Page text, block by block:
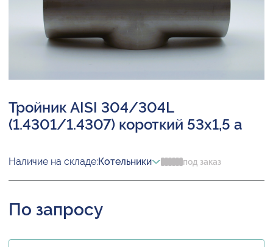
Тройник AISI 304/304L
(1.4301/1.4307) короткий 53х1,5 а
Наличие на складе:Котельники под заказ
По запросу